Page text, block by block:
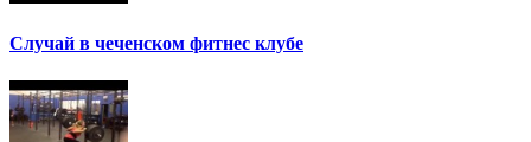
Случай в чеченском фитнес клубе